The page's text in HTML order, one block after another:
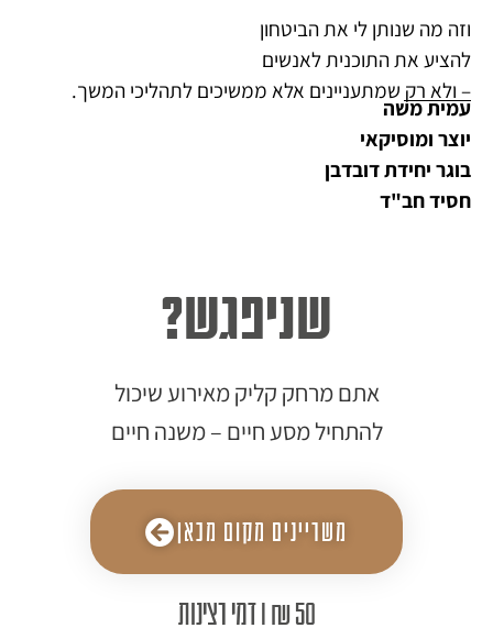
וזה מה שנותן לי את הביטחון
להציע את התוכנית לאנשים
– ולא רק שמתעניינים אלא ממשיכים לתהליכי המשך.
עמית משה
יוצר ומוסיקאי
בוגר יחידת דובדבן
חסיד חב"ד
שניפגש?
אתם מרחק קליק מאירוע שיכול
להתחיל מסע חיים – משנה חיים
משריינים מקום מכאן
50 ₪ I דמי רצינות